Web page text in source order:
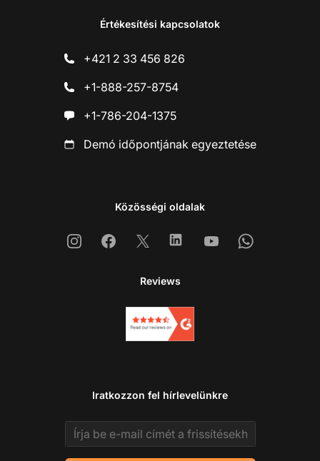
Értékesítési kapcsolatok
+421 2 33 456 826
+1-888-257-8754
+1-786-204-1375
Demó időpontjának egyeztetése
Közösségi oldalak
InstagramFacebook
X LinkedinYoutubeWhatsapp
Reviews
Iratkozzon fel hírlevelünkre
Email address